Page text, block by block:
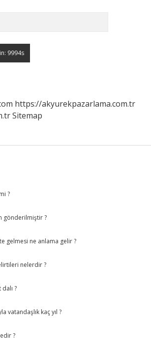
https://akyurekpazarlama.com.tr
Sitemap
?
gönderilmiştir ?
gelmesi ne anlama gelir ?
nelerdir ?
?
vatandaşlık kaç yıl ?
?